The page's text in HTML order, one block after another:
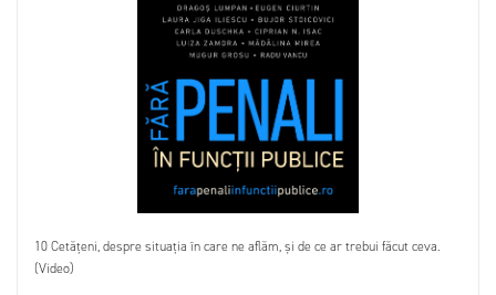
10 Cetățeni, despre situația în care ne aflăm, și de ce ar trebui făcut ceva.
(Video)